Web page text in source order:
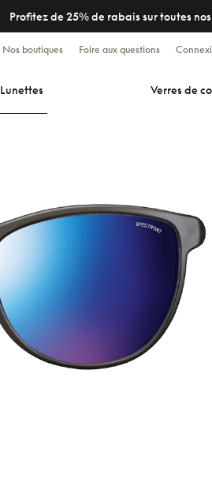
Profitez de 25% de rabais sur toutes
Nos boutiques Foire aux questions
Lunettes Verres de